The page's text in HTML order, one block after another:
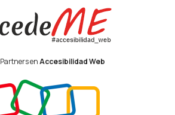
Partners enAccesibilidad Web